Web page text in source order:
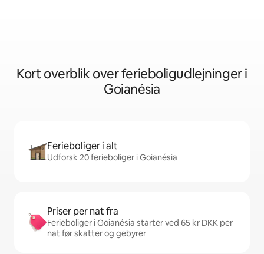
Kort overblik over ferieboligudlejninger i
Goianésia
Ferieboliger i alt
Udforsk 20 ferieboliger i Goianésia
Priser per nat fra
Ferieboliger i Goianésia starter ved 65 kr DKK per
nat før skatter og gebyrer